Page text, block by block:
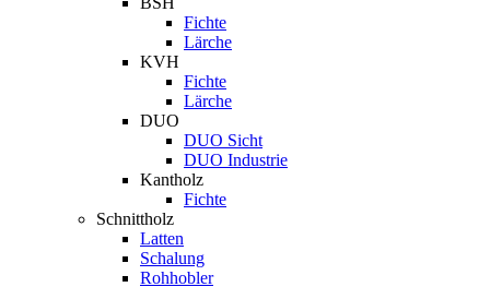
Fichte
Lärche
KVH
Fichte
Lärche
DUO
DUO Sicht
DUO Industrie
Kantholz
Fichte
Schnittholz
Latten
Schalung
Rohhobler